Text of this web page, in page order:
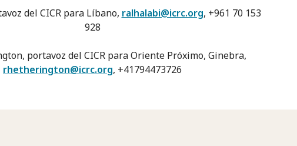
del CICR para Líbano, ralhalabi@icrc.org, +961 70 153
928
portavoz del CICR para Oriente Próximo, Ginebra,
rhetherington@icrc.org, +41794473726